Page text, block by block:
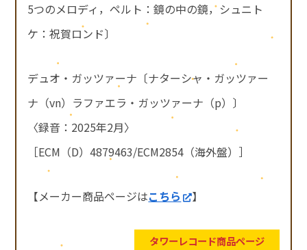
5つのメロディ，ペルト：鏡の中の鏡，シュニト
ケ：祝賀ロンド〕
デュオ・ガッツァーナ〔ナターシャ・ガッツァー
ナ（vn）ラファエラ・ガッツァーナ（p）〕
〈録音：2025年2月〉
［ECM（D）4879463/ECM2854（海外盤）］
【メーカー商品ページはこちら 】
タワーレコード商品ページ